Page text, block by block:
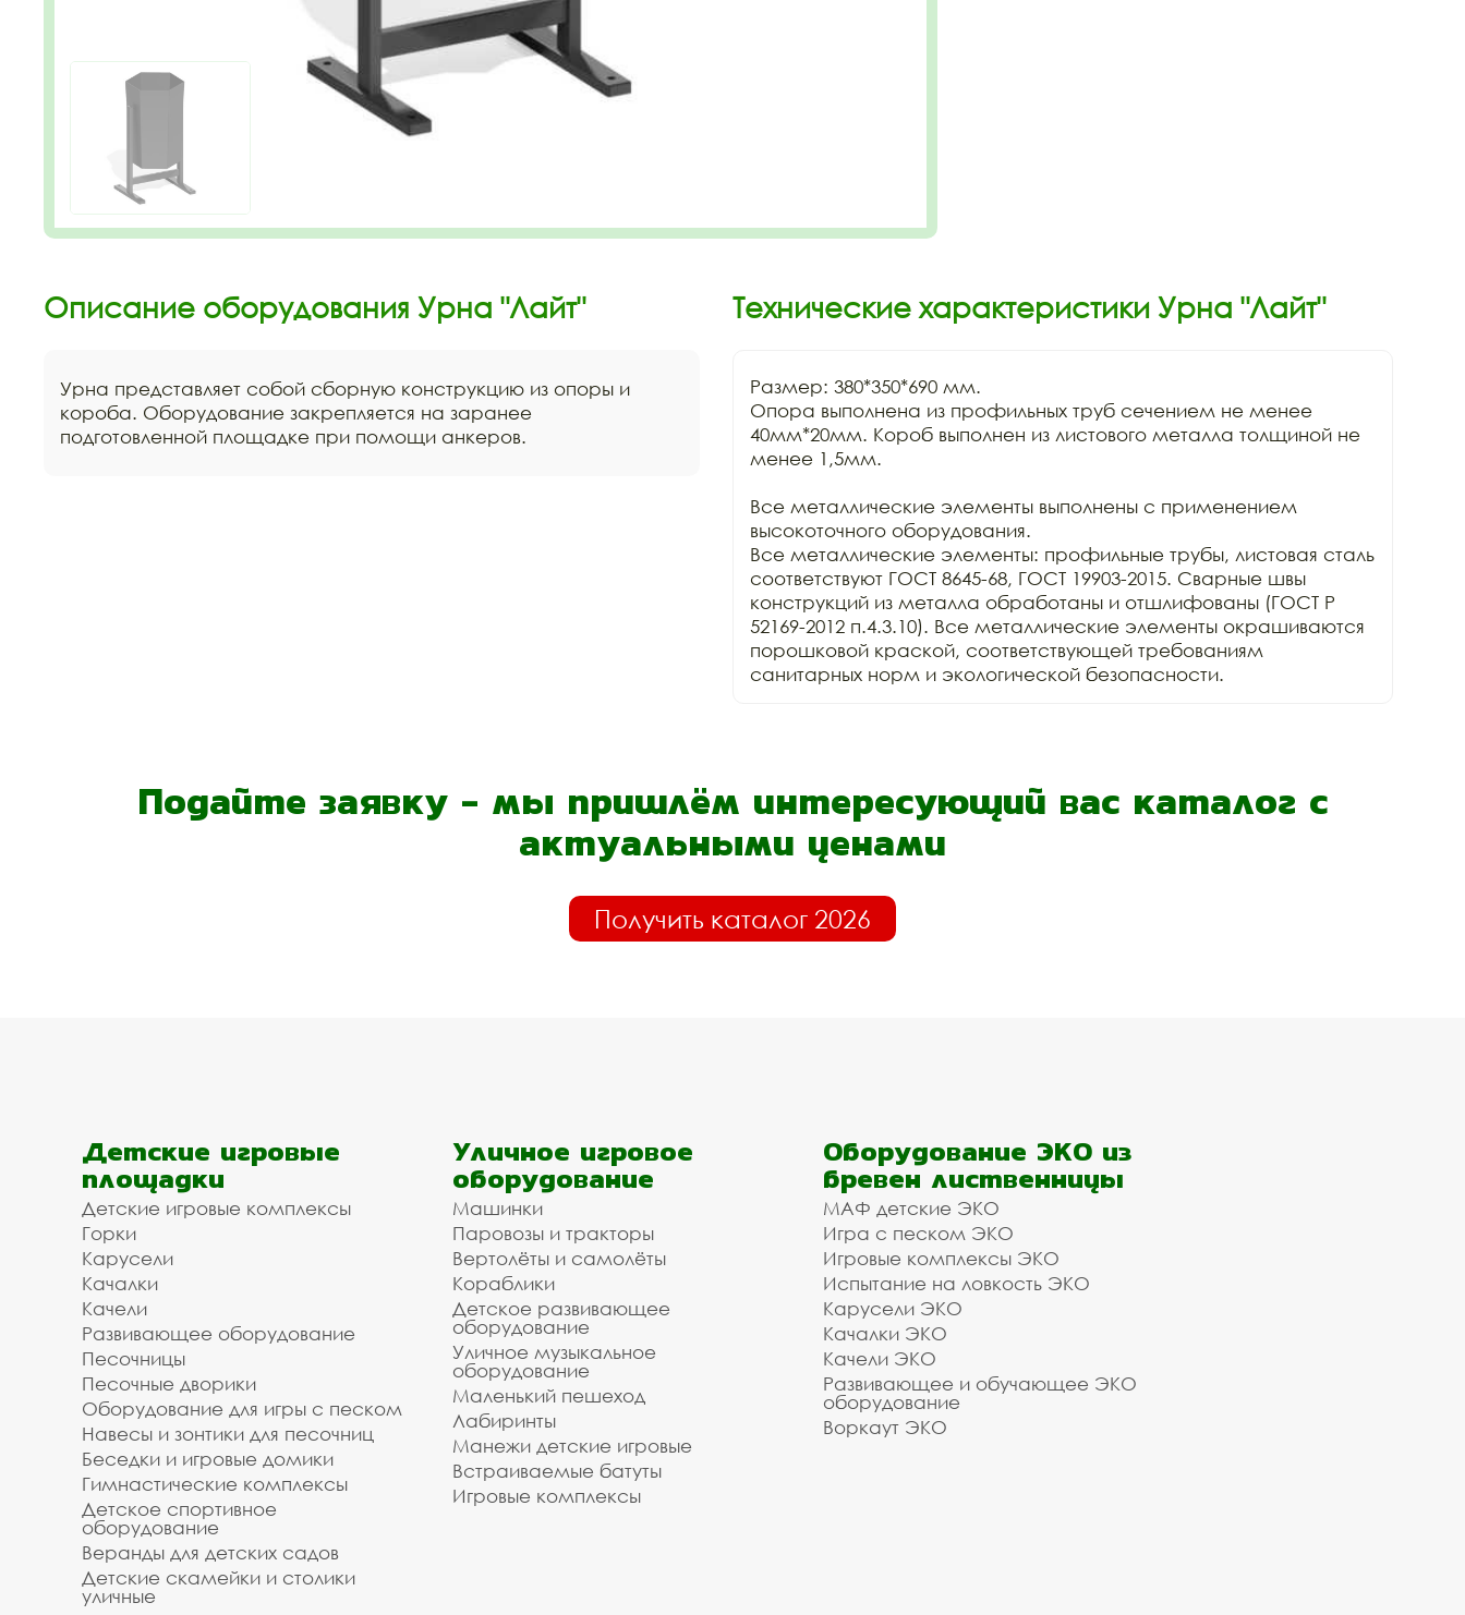
Описание оборудования Урна "Лайт"
Урна представляет собой сборную конструкцию из опоры и
короба. Оборудование закрепляется на заранее
подготовленной площадке при помощи анкеров.
Технические характеристики Урна "Лайт"
Размер: 380*350*690 мм.
Опора выполнена из профильных труб сечением не менее
40мм*20мм. Короб выполнен из листового металла толщиной не
менее 1,5мм.
Все металлические элементы выполнены с применением
высокоточного оборудования.
Все металлические элементы: профильные трубы, листовая сталь
соответствуют ГОСТ 8645-68, ГОСТ 19903-2015. Сварные швы
конструкций из металла обработаны и отшлифованы (ГОСТ Р
52169-2012 п.4.3.10). Все металлические элементы окрашиваются
порошковой краской, соответствующей требованиям
санитарных норм и экологической безопасности.
Подайте заявку - мы пришлём интересующий вас каталог с
актуальными ценами
Получить каталог 2026
Детские игровые
площадки
Детские игровые комплексы
Горки
Карусели
Качалки
Качели
Развивающее оборудование
Песочницы
Песочные дворики
Оборудование для игры с песком
Навесы и зонтики для песочниц
Беседки и игровые домики
Гимнастические комплексы
Детское спортивное
оборудование
Веранды для детских садов
Детские скамейки и столики
уличные
Уличное игровое
оборудование
Машинки
Паровозы и тракторы
Вертолёты и самолёты
Кораблики
Детское развивающее
оборудование
Уличное музыкальное
оборудование
Маленький пешеход
Лабиринты
Манежи детские игровые
Встраиваемые батуты
Игровые комплексы
Оборудование ЭКО из
бревен лиственницы
МАФ детские ЭКО
Игра с песком ЭКО
Игровые комплексы ЭКО
Испытание на ловкость ЭКО
Карусели ЭКО
Качалки ЭКО
Качели ЭКО
Развивающее и обучающее ЭКО
оборудование
Воркаут ЭКО